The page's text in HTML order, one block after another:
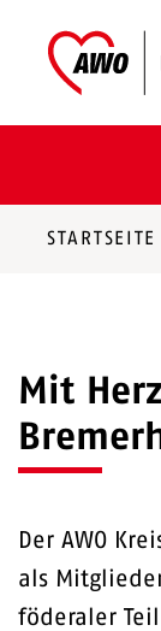
STARTSEITE
Mit
Der AWO
als
föderaler